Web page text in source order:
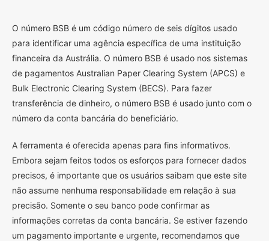
O número BSB é um código número de seis dígitos usado
para identificar uma agência específica de uma instituição
financeira da Austrália. O número BSB é usado nos sistemas
de pagamentos Australian Paper Clearing System (APCS) e
Bulk Electronic Clearing System (BECS). Para fazer
transferência de dinheiro, o número BSB é usado junto com o
número da conta bancária do beneficiário.
A ferramenta é oferecida apenas para fins informativos.
Embora sejam feitos todos os esforços para fornecer dados
precisos, é importante que os usuários saibam que este site
não assume nenhuma responsabilidade em relação à sua
precisão. Somente o seu banco pode confirmar as
informações corretas da conta bancária. Se estiver fazendo
um pagamento importante e urgente, recomendamos que